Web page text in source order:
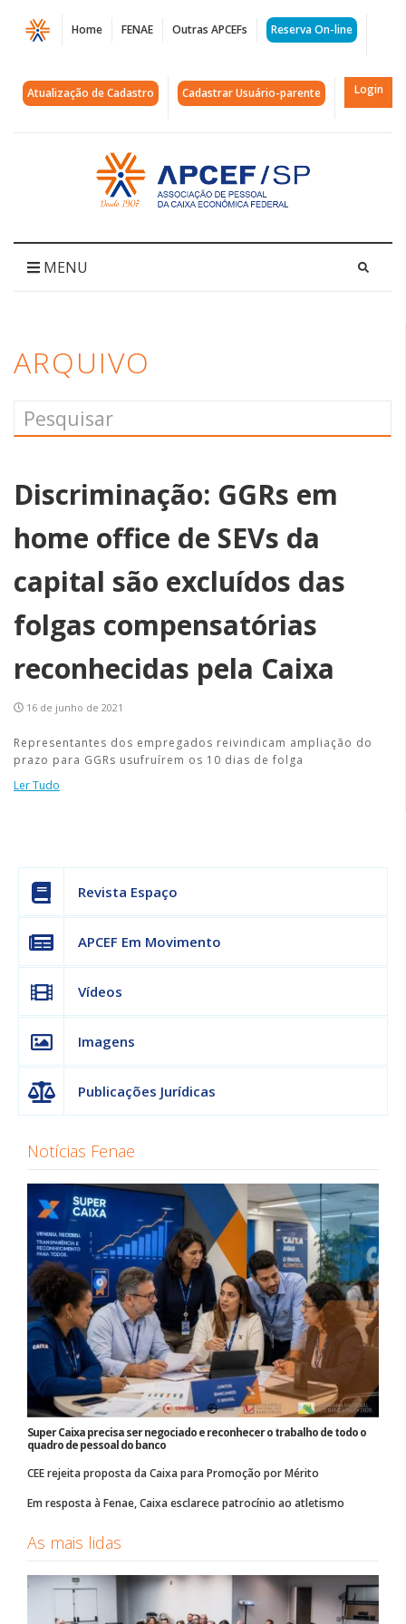
Página
Arquivos
folga
APCEF/SP
Home FENAE Outras APCEFs Reserva On-line
Atualização de Cadastro Cadastrar Usuário-parente Login
Acessar
página
inicial
MENU
ARQUIVO
Discriminação: GGRs em
home office de SEVs da
capital são excluídos das
folgas compensatórias
reconhecidas pela Caixa
16 de junho de 2021
Representantes dos empregados reivindicam ampliação do
prazo para GGRs usufruírem os 10 dias de folga
Ler Tudo
Revista Espaço
APCEF Em Movimento
Vídeos
Imagens
Publicações Jurídicas
Notícias Fenae
Super Caixa precisa ser negociado e reconhecer o trabalho de todo o
quadro de pessoal do banco
CEE rejeita proposta da Caixa para Promoção por Mérito
Em resposta à Fenae, Caixa esclarece patrocínio ao atletismo
As mais lidas